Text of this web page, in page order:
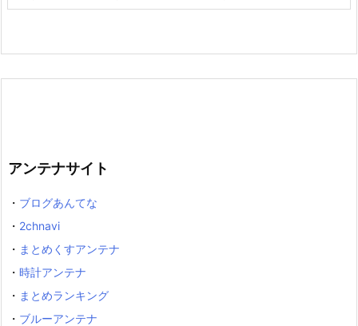
アンテナサイト
・ ブログあんてな
・ 2chnavi
・ まとめくすアンテナ
・ 時計アンテナ
・ まとめランキング
・ ブルーアンテナ